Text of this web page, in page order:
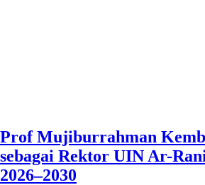
Prof Mujiburrahman
sebagai Rektor UIN Ar-
2026–2030